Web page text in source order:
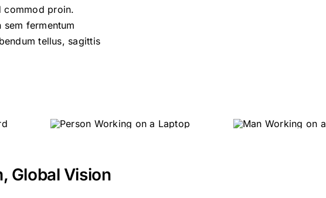
commod proin.
fermentum
tellus, sagittis
Global Vision